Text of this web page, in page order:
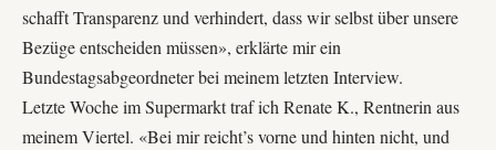
schafft Transparenz und verhindert, dass wir selbst über unsere
Bezüge entscheiden müssen», erklärte mir ein
Bundestagsabgeordneter bei meinem letzten Interview.
Letzte Woche im Supermarkt traf ich Renate K., Rentnerin aus
meinem Viertel. «Bei mir reicht’s vorne und hinten nicht, und